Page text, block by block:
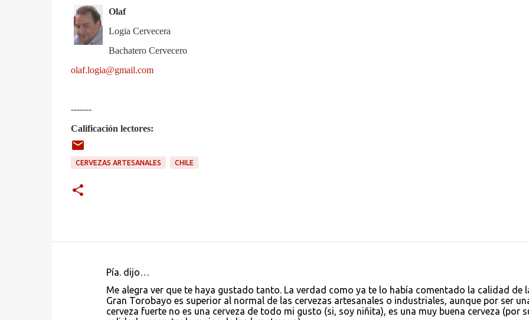
Olaf
Logia Cervecera
Bachatero Cervecero
olaf.logia@gmail.com
-------
Calificación lectores:
CERVEZAS ARTESANALES CHILE
Pía. dijo…
Me alegra ver que te haya gustado tanto. La verdad como ya te lo había comentado la calidad de
Gran Torobayo es superior al normal de las cervezas artesanales o industriales, aunque por ser
cerveza fuerte no es una cerveza de todo mi gusto (si, soy niñita), es una muy buena cerveza (por